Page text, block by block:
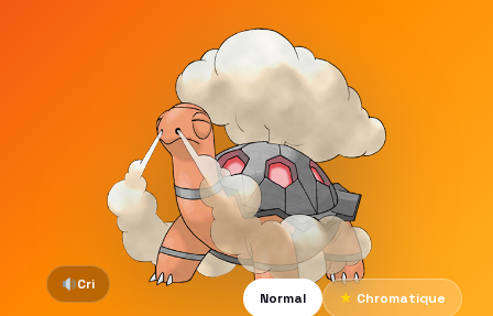
Cri
Normal
★ Chromatique